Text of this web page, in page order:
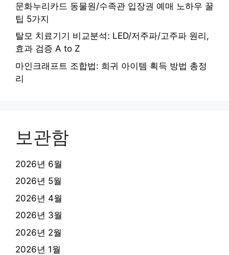
문화누리카드 동물원/수족관 입장권 예매 노하우 꿀
팁 5가지
탈모 치료기기 비교분석: LED/저주파/고주파 원리,
효과 검증 A to Z
마인크래프트 조합법: 희귀 아이템 획득 방법 총정
리
보관함
2026년 6월
2026년 5월
2026년 4월
2026년 3월
2026년 2월
2026년 1월